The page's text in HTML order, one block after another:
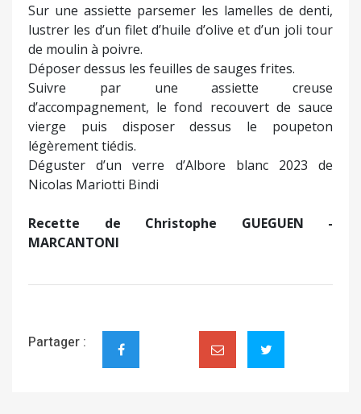
Sur une assiette parsemer les lamelles de denti,
lustrer les d’un filet d’huile d’olive et d’un joli tour
de moulin à poivre.
Déposer dessus les feuilles de sauges frites.
Suivre par une assiette creuse
d’accompagnement, le fond recouvert de sauce
vierge puis disposer dessus le poupeton
légèrement tiédis.
Déguster d’un verre d’Albore blanc 2023 de
Nicolas Mariotti Bindi
Recette de Christophe GUEGUEN -
MARCANTONI
Partager :